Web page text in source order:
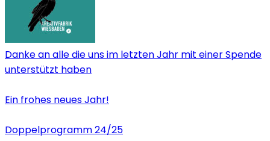
Danke an alle die uns im letzten Jahr mit einer Spende
unterstützt haben
Ein frohes neues Jahr!
Doppelprogramm 24/25